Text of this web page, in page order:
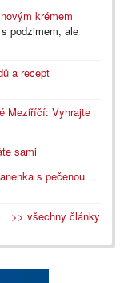
krémem
podzimem, ale
a recept
Meziříčí: Vyhrajte
sami
s pečenou
>> všechny články